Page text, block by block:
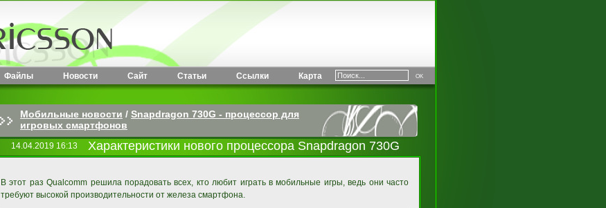
Файлы Новости Сайт Статьи Ссылки Карта
Мобильные новости / Snapdragon 730G - процессор для
игровых смартфонов
14.04.2019 16:13 Характеристики нового процессора Snapdragon 730G
В этот раз Qualcomm решила порадовать всех, кто любит играть в мобильные игры, ведь они часто
требуют высокой производительности от железа смартфона.